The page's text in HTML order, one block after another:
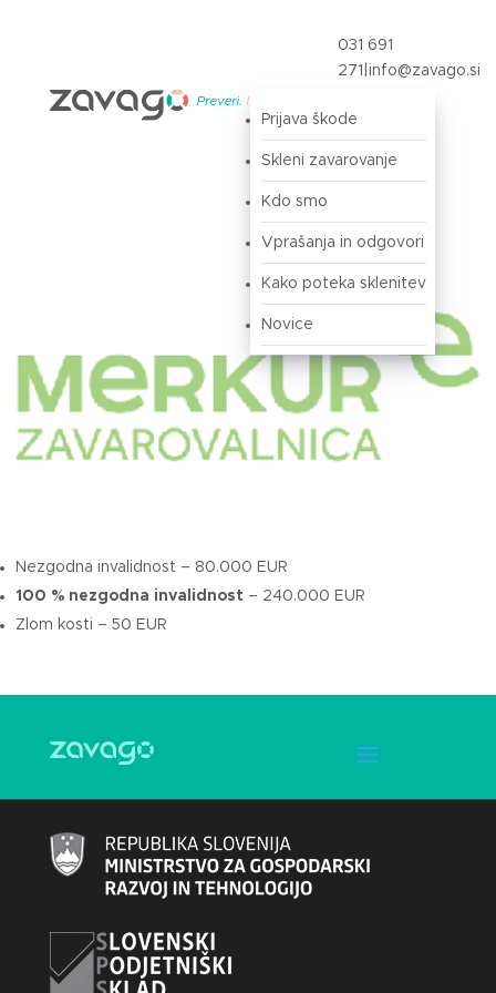
031 691
271 info@zavago.si
Prijava škode
Skleni zavarovanje
Kdo smo
Vprašanja in odgovori
Kako poteka sklenitev
Novice
Nezgodna invalidnost – 80.000 EUR
100 % nezgodna invalidnost – 240.000 EUR
Zlom kosti – 50 EUR